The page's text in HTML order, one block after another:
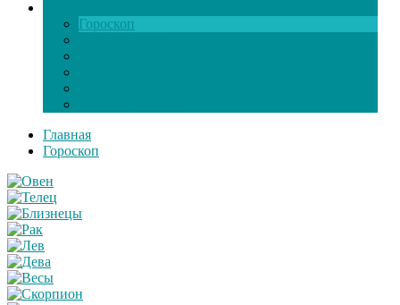
Гороскоп
Главная
Гороскоп